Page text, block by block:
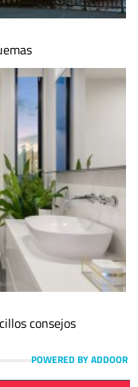
consejos
POWERED BY ADDOOR